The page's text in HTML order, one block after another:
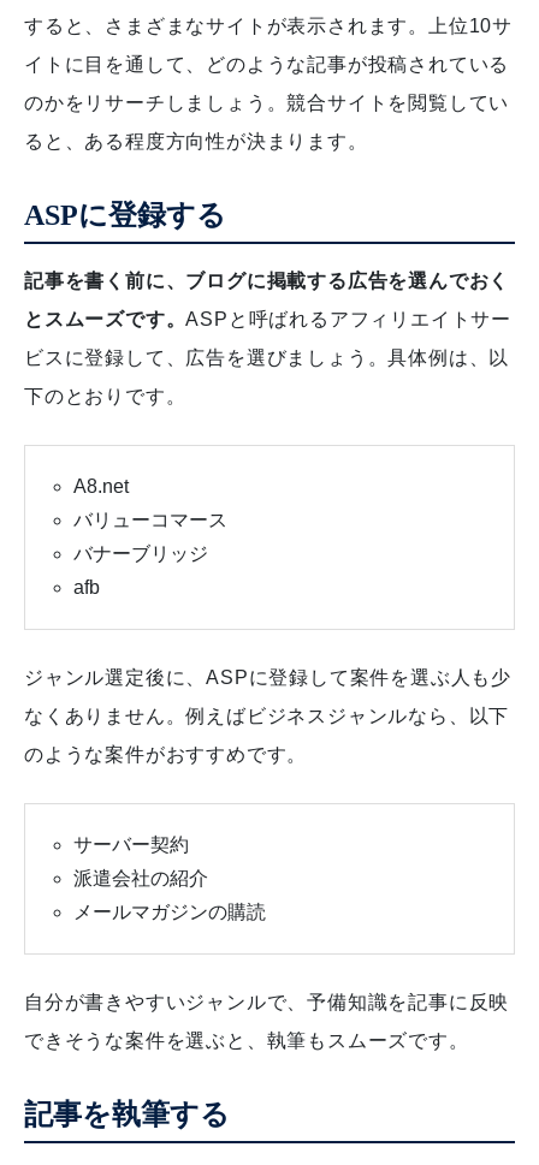
すると、さまざまなサイトが表示されます。上位10サ
イトに目を通して、どのような記事が投稿されている
のかをリサーチしましょう。競合サイトを閲覧してい
ると、ある程度方向性が決まります。
ASPに登録する
記事を書く前に、ブログに掲載する広告を選んでおく
とスムーズです。ASPと呼ばれるアフィリエイトサー
ビスに登録して、広告を選びましょう。具体例は、以
下のとおりです。
A8.net
バリューコマース
バナーブリッジ
afb
ジャンル選定後に、ASPに登録して案件を選ぶ人も少
なくありません。例えばビジネスジャンルなら、以下
のような案件がおすすめです。
サーバー契約
派遣会社の紹介
メールマガジンの購読
自分が書きやすいジャンルで、予備知識を記事に反映
できそうな案件を選ぶと、執筆もスムーズです。
記事を執筆する